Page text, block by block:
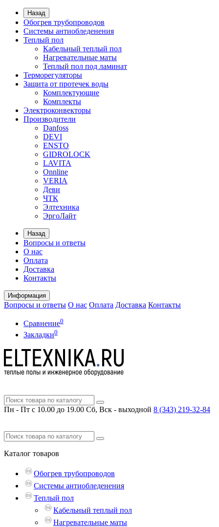
Назад
Обогрев трубопроводов
Системы антиобледенения
Теплый пол
Кабельный теплый пол
Нагревательные маты
Теплый пол под ламинат
Терморегуляторы
Защита от протечек воды
Комплектующие
Комплекты
Электроконвекторы
Производители
Danfoss
DEVI
ENSTO
GIDROLOCK
LAVITA
Onnline
VERIA
Деви
ЧТК
Элтехника
ЭргоЛайт
Назад
Вопросы и ответы
О нас
Оплата
Доставка
Контакты
Информация
Вопросы и ответы О нас Оплата Доставка Контакты
Сравнение0
Закладки0
Пн - Пт с 10.00 до 19.00 Сб, Вск - выходной 8 (343) 219-32-84
Каталог товаров
Обогрев трубопроводов
Системы антиобледенения
Теплый пол
Кабельный теплый пол
Нагревательные маты